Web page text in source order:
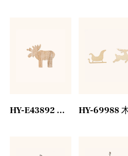
HY-E43892 木制小摆件麋鹿